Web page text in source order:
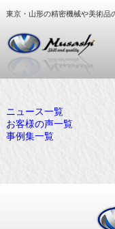
東京・山形の精密機械や美術品
大
ニュース一覧
お客様の声一覧
事例集一覧